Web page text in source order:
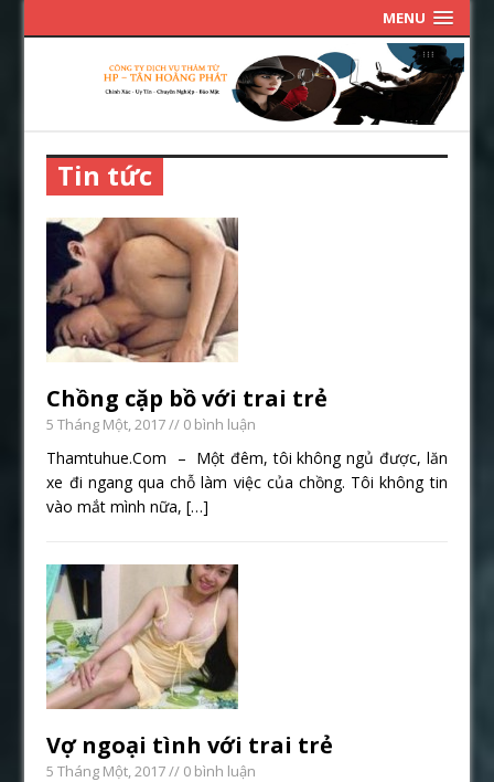
MENU
Tin tức
Chồng cặp bồ với trai trẻ
5 Tháng Một, 2017// 0 bình luận
Thamtuhue.Com – Một đêm, tôi không ngủ được, lăn
xe đi ngang qua chỗ làm việc của chồng. Tôi không tin
vào mắt mình nữa,[…]
Vợ ngoại tình với trai trẻ
5 Tháng Một, 2017// 0 bình luận